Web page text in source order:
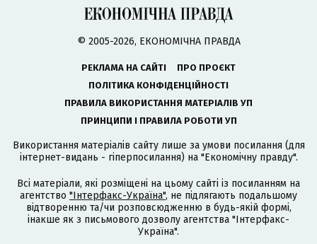
© 2005-2026, ЕКОНОМІЧНА ПРАВДА
РЕКЛАМА НА САЙТІ
ПРО ПРОЄКТ
ПОЛІТИКА КОНФІДЕНЦІЙНОСТІ
ПРАВИЛА ВИКОРИСТАННЯ МАТЕРІАЛІВ УП
ПРИНЦИПИ І ПРАВИЛА РОБОТИ УП
Використання матеріалів сайту лише за умови посилання (для
інтернет-видань - гіперпосилання) на "Економічну правду".
Всі матеріали, які розміщені на цьому сайті із посиланням на
агентство "Інтерфакс-Україна", не підлягають подальшому
відтворенню та/чи розповсюдженню в будь-якій формі,
інакше як з письмового дозволу агентства "Інтерфакс-
Україна".